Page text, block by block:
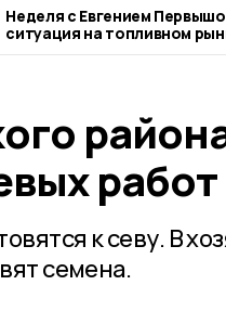
Неделя с Евгением
ситуация на топливном
городе и приоритеты
работ
к севу. В
семена.